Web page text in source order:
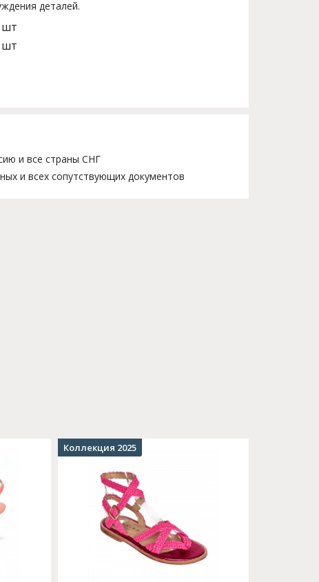
деталей.
шт
шт
и все страны СНГ
и всех сопутствующих документов
Коллекция 2025